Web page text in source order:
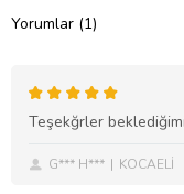
Yorumlar (1)
Teşekğrler
G*** H*** KOCAELİ